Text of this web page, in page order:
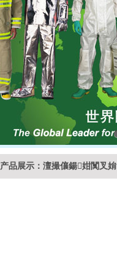
产品展示：澶撮儴鍚姏闃叉姢